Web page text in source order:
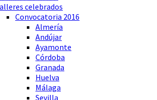
celebrados
Convocatoria 2016
Almería
Andújar
Ayamonte
Córdoba
Granada
Huelva
Málaga
Sevilla